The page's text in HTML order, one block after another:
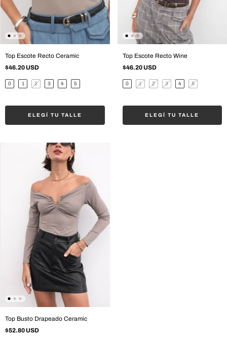
Top Escote Recto Ceramic
$46.20 USD
0 1 2 3 4 5
ELEGÍ TU TALLE
Top Escote Recto Wine
$46.20 USD
0 1 2 3 4 5
ELEGÍ TU TALLE
Top Busto Drapeado Ceramic
$52.80 USD